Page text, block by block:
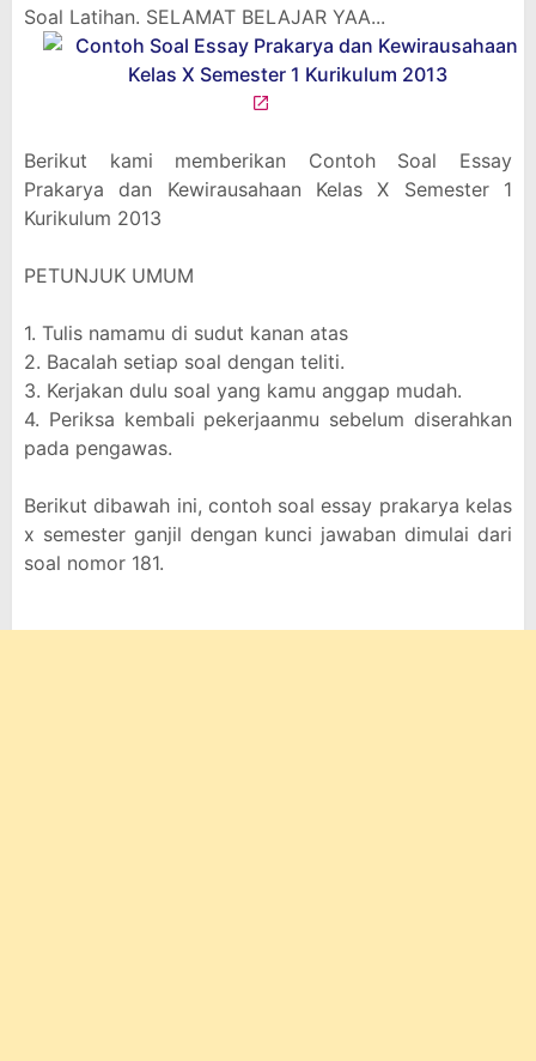
Soal Latihan. SELAMAT BELAJAR YAA...
Berikut kami memberikan Contoh Soal Essay
Prakarya dan Kewirausahaan Kelas X Semester 1
Kurikulum 2013
PETUNJUK UMUM
1. Tulis namamu di sudut kanan atas
2. Bacalah setiap soal dengan teliti.
3. Kerjakan dulu soal yang kamu anggap mudah.
4. Periksa kembali pekerjaanmu sebelum diserahkan
pada pengawas.
Berikut dibawah ini, contoh soal essay prakarya kelas
x semester ganjil dengan kunci jawaban dimulai dari
soal nomor 181.